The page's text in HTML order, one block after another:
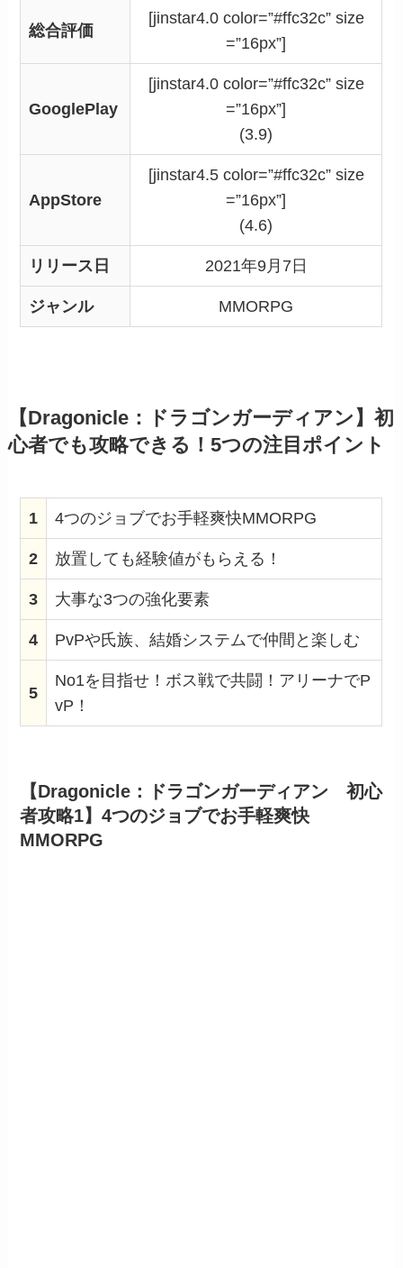
総合評価
[jinstar4.0 color=”#ffc32c” size
=”16px”]
GooglePlay
[jinstar4.0 color=”#ffc32c” size
=”16px”]
(3.9)
AppStore
[jinstar4.5 color=”#ffc32c” size
=”16px”]
(4.6)
リリース日 2021年9月7日
ジャンル MMORPG
【Dragonicle：ドラゴンガーディアン】初
心者でも攻略できる！5つの注目ポイント
1 4つのジョブでお手軽爽快MMORPG
2 放置しても経験値がもらえる！
3 大事な3つの強化要素
4 PvPや氏族、結婚システムで仲間と楽しむ
5
No1を目指せ！ボス戦で共闘！アリーナでP
vP！
【Dragonicle：ドラゴンガーディアン 初心
者攻略1】4つのジョブでお手軽爽快
MMORPG